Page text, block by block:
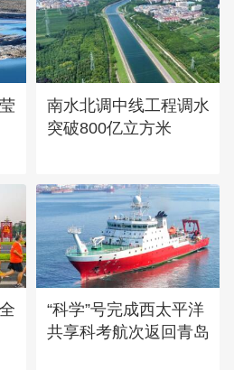
文旅乐
南水北调中线工程调水
突破800亿立方米
“科学”号完成西太平洋
共享科考航次返回青岛